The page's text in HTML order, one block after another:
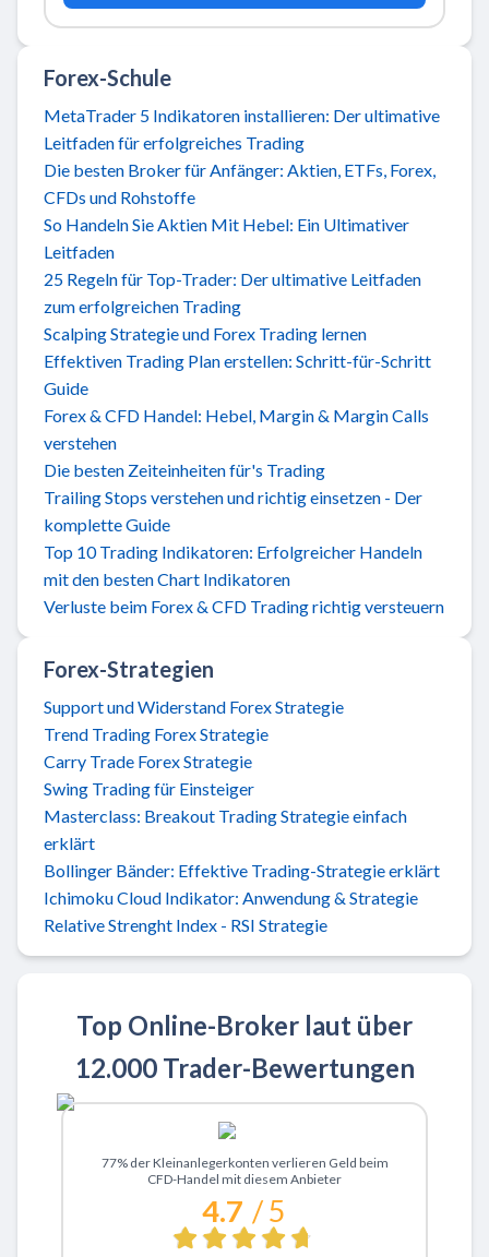
Forex-Schule
MetaTrader 5 Indikatoren installieren: Der ultimative
Leitfaden für erfolgreiches Trading
Die besten Broker für Anfänger: Aktien, ETFs, Forex,
CFDs und Rohstoffe
So Handeln Sie Aktien Mit Hebel: Ein Ultimativer
Leitfaden
25 Regeln für Top-Trader: Der ultimative Leitfaden
zum erfolgreichen Trading
Scalping Strategie und Forex Trading lernen
Effektiven Trading Plan erstellen: Schritt-für-Schritt
Guide
Forex & CFD Handel: Hebel, Margin & Margin Calls
verstehen
Die besten Zeiteinheiten für's Trading
Trailing Stops verstehen und richtig einsetzen - Der
komplette Guide
Top 10 Trading Indikatoren: Erfolgreicher Handeln
mit den besten Chart Indikatoren
Verluste beim Forex & CFD Trading richtig versteuern
Forex-Strategien
Support und Widerstand Forex Strategie
Trend Trading Forex Strategie
Carry Trade Forex Strategie
Swing Trading für Einsteiger
Masterclass: Breakout Trading Strategie einfach
erklärt
Bollinger Bänder: Effektive Trading-Strategie erklärt
Ichimoku Cloud Indikator: Anwendung & Strategie
Relative Strenght Index - RSI Strategie
Top Online-Broker laut über
12.000 Trader-Bewertungen
Zu XTB
77% der Kleinanlegerkonten verlieren Geld beim
CFD-Handel mit diesem Anbieter
4.7 / 5